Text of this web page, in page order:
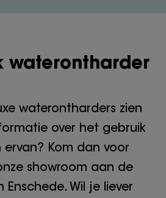
waterontharder
waterontharders zien
over het gebruik
Kom dan voor
showroom aan de
Enschede. Wil je liever